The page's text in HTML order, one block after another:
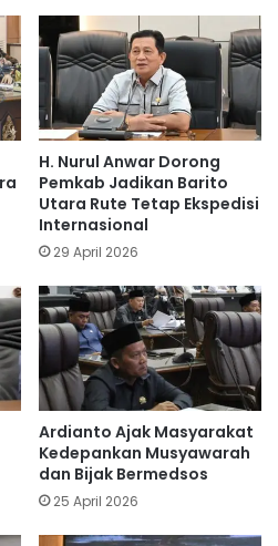
H. Nurul Anwar Dorong
Pemkab Jadikan Barito
Utara Rute Tetap Ekspedisi
Internasional
29 April 2026
Ardianto Ajak Masyarakat
Kedepankan Musyawarah
dan Bijak Bermedsos
25 April 2026